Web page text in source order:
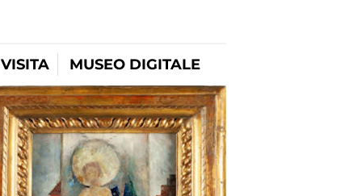
VISITA MUSEO DIGITALE